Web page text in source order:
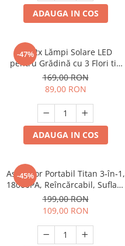
ADAUGA IN COS
-47%
Set 2x Lămpi Solare LED
pentru Grădină cu 3 Flori tip
Floarea Soarelui, 10 Micro-
LED-uri pe Floare, Înălțime 70
cm, Rezistente la Intemperii,
IP65
169,00 RON
89,00 RON
ADAUGA IN COS
-45%
Aspirator Portabil Titan 3‑în‑1,
18000PA, Reîncărcabil, Suflare
& Absorbție, Ideal Casă,
Mașină, Birou
199,00 RON
109,00 RON